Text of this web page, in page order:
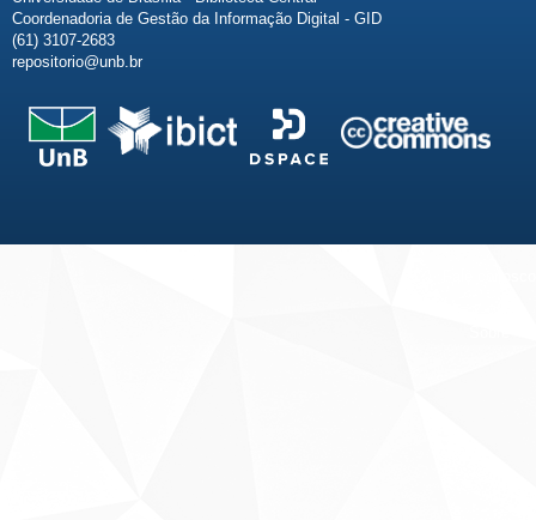
Coordenadoria de Gestão da Informação Digital - GID
(61) 3107-2683
repositorio@unb.br